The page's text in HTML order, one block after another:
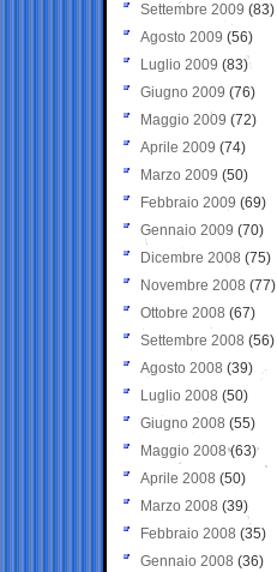
Settembre 2009 (83)
Agosto 2009 (56)
Luglio 2009 (83)
Giugno 2009 (76)
Maggio 2009 (72)
Aprile 2009 (74)
Marzo 2009 (50)
Febbraio 2009 (69)
Gennaio 2009 (70)
Dicembre 2008 (75)
Novembre 2008 (77)
Ottobre 2008 (67)
Settembre 2008 (56)
Agosto 2008 (39)
Luglio 2008 (50)
Giugno 2008 (55)
Maggio 2008(63)
Aprile 2008 (50)
Marzo 2008 (39)
Febbraio 2008 (35)
Gennaio 2008 (36)